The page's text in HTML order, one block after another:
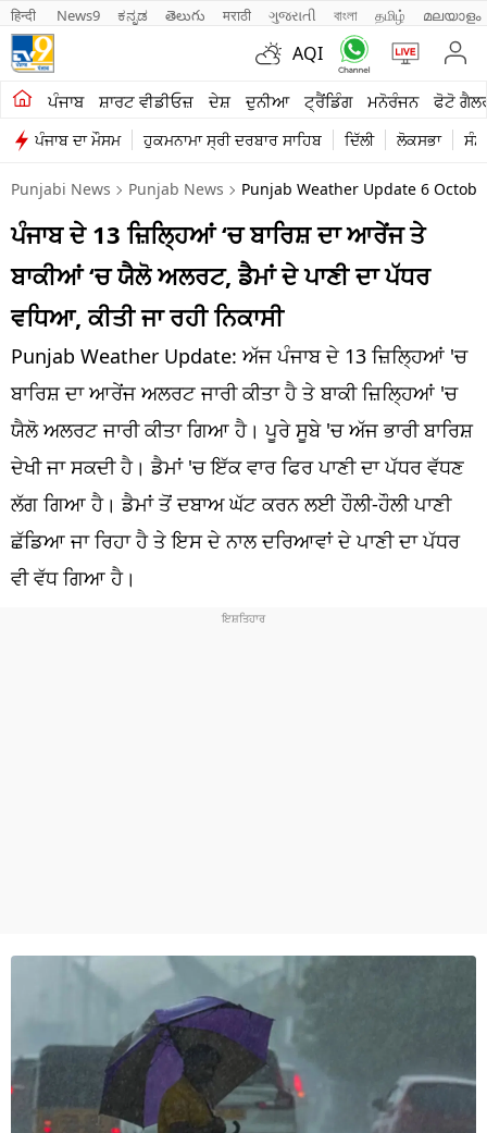
हिन्दी News9 ಕನ್ನಡ తెలుగు मराठी ગુજરાતી বাংলা தமிழ் മലയാളം
AQI
ਪੰਜਾਬ ਸ਼ਾਰਟ ਵੀਡੀਓਜ਼ ਦੇਸ਼ ਦੁਨੀਆ ਟ੍ਰੈਂਡਿੰਗ ਮਨੋਰੰਜਨ ਫੋਟੋ
ਪੰਜਾਬ ਦਾ ਮੌਸਮ ਹੁਕਮਨਾਮਾ ਸ੍ਰੀ ਦਰਬਾਰ ਸਾਹਿਬ ਦਿੱਲੀ ਲੋਕਸਭਾ
ਖੇਤੀਬਾੜੀ
ਸ਼ਾਰਟ ਵੀਡੀਓਜ਼
ਕਾਰੋਬਾਰ
ਕਰਿਅਰ
ਦੇਸ਼
ਲਾਈਫ ਸਟਾਈਲ
ਪੰਜਾਬ
ਧਰਮ
ਖੇਡਾਂ
Punjabi News Punjab News Punjab Weather Update 6
ਪੰਜਾਬ ਦੇ 13 ਜ਼ਿਲ੍ਹਿਆਂ ‘ਚ ਬਾਰਿਸ਼ ਦਾ ਆਰੇਂਜ ਤੇ
ਬਾਕੀਆਂ ‘ਚ ਯੈਲੋ ਅਲਰਟ, ਡੈਮਾਂ ਦੇ ਪਾਣੀ ਦਾ ਪੱਧਰ
ਵਧਿਆ, ਕੀਤੀ ਜਾ ਰਹੀ ਨਿਕਾਸੀ
Punjab Weather Update: ਅੱਜ ਪੰਜਾਬ ਦੇ 13 ਜ਼ਿਲ੍ਹਿਆਂ 'ਚ
ਬਾਰਿਸ਼ ਦਾ ਆਰੇਂਜ ਅਲਰਟ ਜਾਰੀ ਕੀਤਾ ਹੈ ਤੇ ਬਾਕੀ ਜ਼ਿਲ੍ਹਿਆਂ 'ਚ
ਯੈਲੋ ਅਲਰਟ ਜਾਰੀ ਕੀਤਾ ਗਿਆ ਹੈ। ਪੂਰੇ ਸੂਬੇ 'ਚ ਅੱਜ ਭਾਰੀ ਬਾਰਿਸ਼
ਦੇਖੀ ਜਾ ਸਕਦੀ ਹੈ। ਡੈਮਾਂ 'ਚ ਇੱਕ ਵਾਰ ਫਿਰ ਪਾਣੀ ਦਾ ਪੱਧਰ ਵੱਧਣ
ਲੱਗ ਗਿਆ ਹੈ। ਡੈਮਾਂ ਤੋਂ ਦਬਾਅ ਘੱਟ ਕਰਨ ਲਈ ਹੌਲੀ-ਹੌਲੀ ਪਾਣੀ
ਛੱਡਿਆ ਜਾ ਰਿਹਾ ਹੈ ਤੇ ਇਸ ਦੇ ਨਾਲ ਦਰਿਆਵਾਂ ਦੇ ਪਾਣੀ ਦਾ ਪੱਧਰ
ਵੀ ਵੱਧ ਗਿਆ ਹੈ।